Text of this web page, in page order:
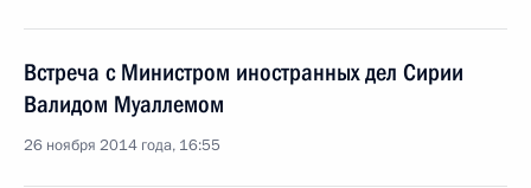
Встреча с Министром иностранных дел Сирии
Валидом Муаллемом
26 ноября 2014 года, 16:55